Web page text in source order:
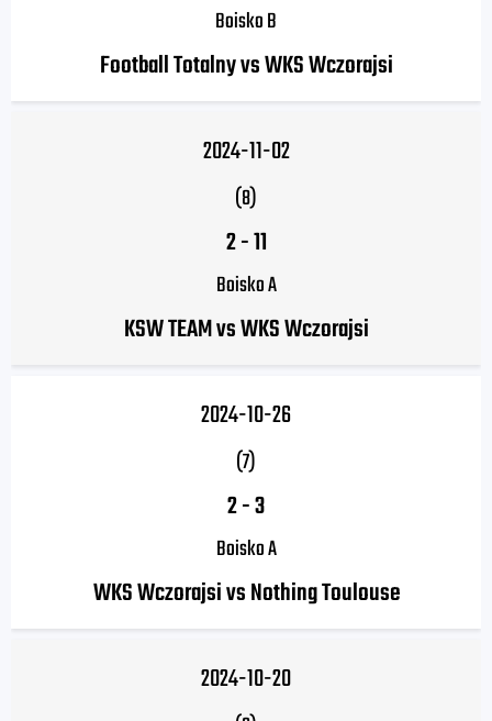
Boisko B
Football Totalny vs WKS Wczorajsi
2024-11-02
(8)
2-11
Boisko A
KSW TEAM vs WKS Wczorajsi
2024-10-26
(7)
2-3
Boisko A
WKS Wczorajsi vs Nothing Toulouse
2024-10-20